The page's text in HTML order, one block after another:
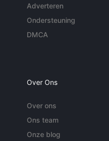
Adverteren
Ondersteuning
DMCA
Over Ons
Over ons
Ons team
Onze blog